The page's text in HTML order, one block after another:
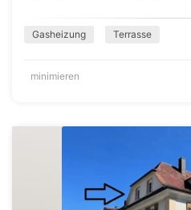
Gasheizung Terrasse
minimieren